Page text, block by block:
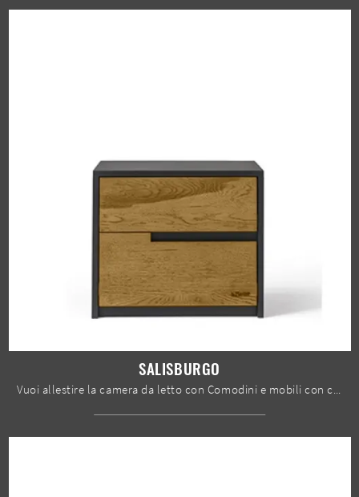
SALISBURGO
Vuoi allestire la camera da letto con Comodini e mobili con cassetti di Le Fablier? Ti presentiamo il modello Salisburgo in legno per spazi moderni.